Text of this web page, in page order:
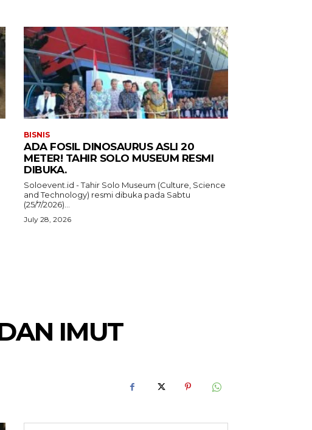
BISNIS
ADA FOSIL DINOSAURUS ASLI 20
METER! TAHIR SOLO MUSEUM RESMI
DIBUKA.
Soloevent.id - Tahir Solo Museum (Culture, Science
and Technology) resmi dibuka pada Sabtu
(25/7/2026)...
July 28, 2026